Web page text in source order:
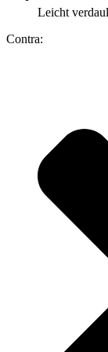
Leicht
Contra: